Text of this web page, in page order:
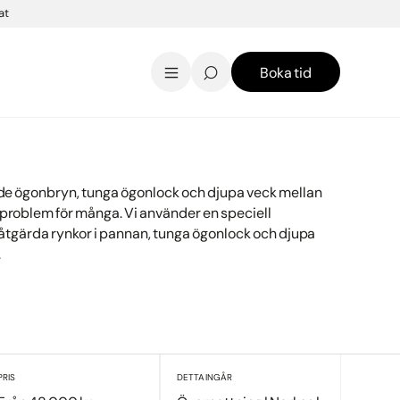
KontaktEnglish
Boka tid
ögonbryn, tunga ögonlock och djupa veck mellan
för många. Vi använder en speciell
rynkor i pannan, tunga ögonlock och djupa
DETTA INGÅR